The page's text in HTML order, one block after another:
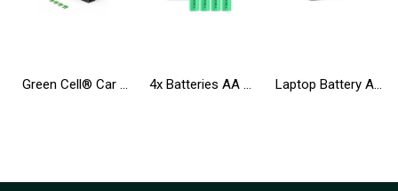
Green Cell® Car Power Inverter Converter 24V to 230V 3000W/6000W Pure sine 4x Batteries AA R6 2600mAh Ni-Mh Accumulators Green Cell Laptop Battery AS10D31 AS10D41 AS10D51 for Acer Aspire 5733 5741 5742 5742G 5750G E1-571 TravelMate 5740 5742